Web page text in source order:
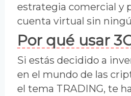
estrategia comercial y
cuenta virtual sin
Por qué usar
Si estás decidido a
en el mundo de las
el tema TRADING, te